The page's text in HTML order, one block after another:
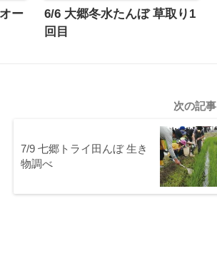
ー
6/6 大郷冬水たんぼ 草取り1
回目
次の記事
7/9 七郷トライ田んぼ 生き
物調べ